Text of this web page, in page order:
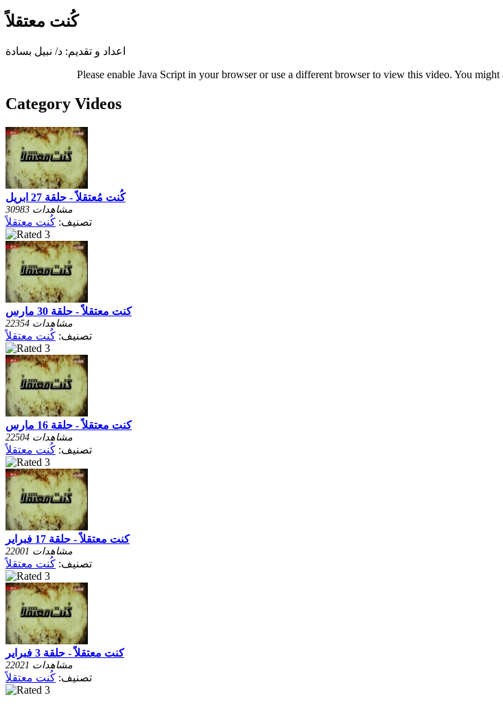
كُنت معتقلاً
اعداد و تقديم: د/ نبيل بسادة
Please enable Java Script in your browser or use a different browser to view this video. You
Category Videos
كُنت مُعتقلاً - حلقة 27 ابريل
30983 مشاهدات
تصنيف: كُنت معتقلاً
كنت معتقلاً - حلقة 30 مارس
22354 مشاهدات
تصنيف: كُنت معتقلاً
كنت معتقلاً - حلقة 16 مارس
22504 مشاهدات
تصنيف: كُنت معتقلاً
كنت معتقلاً - حلقة 17 فبراير
22001 مشاهدات
تصنيف: كُنت معتقلاً
كنت معتقلاً - حلقة 3 فبراير
22021 مشاهدات
تصنيف: كُنت معتقلاً